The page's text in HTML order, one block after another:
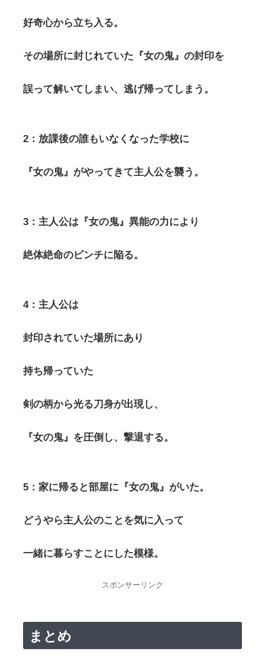
好奇心から立ち入る。
その場所に封じれていた『女の鬼』の封印を
誤って解いてしまい、逃げ帰ってしまう。
2：放課後の誰もいなくなった学校に
『女の鬼』がやってきて主人公を襲う。
3：主人公は『女の鬼』異能の力により
絶体絶命のピンチに陥る。
4：主人公は
封印されていた場所にあり
持ち帰っていた
剣の柄から光る刀身が出現し、
『女の鬼』を圧倒し、撃退する。
5：家に帰ると部屋に『女の鬼』がいた。
どうやら主人公のことを気に入って
一緒に暮らすことにした模様。
スポンサーリンク
まとめ